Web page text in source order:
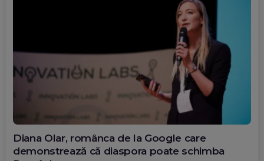
Diana Olar, românca de la Google care
demonstrează că diaspora poate schimba